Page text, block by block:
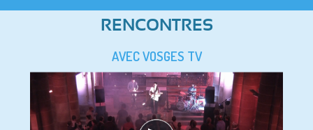
RENCONTRES
AVEC VOSGES TV